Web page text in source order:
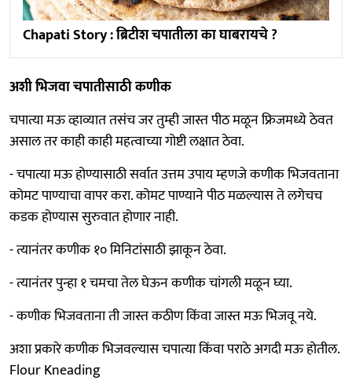
Chapati Story : ब्रिटीश चपातीला का घाबरायचे ?
अशी भिजवा चपातीसाठी कणीक
चपात्या मऊ व्हाव्यात तसंच जर तुम्ही जास्त पीठ मळून फ्रिजमध्ये ठेवत
असाल तर काही काही महत्वाच्या गोष्टी लक्षात ठेवा.
- चपात्या मऊ होण्यासाठी सर्वात उत्तम उपाय म्हणजे कणीक भिजवताना
कोमट पाण्याचा वापर करा. कोमट पाण्याने पीठ मळल्यास ते लगेचच
कडक होण्यास सुरुवात होणार नाही.
- त्यानंतर कणीक १० मिनिटांसाठी झाकून ठेवा.
- त्यानंतर पुन्हा १ चमचा तेल घेऊन कणीक चांगली मळून घ्या.
- कणीक भिजवताना ती जास्त कठीण किंवा जास्त मऊ भिजवू नये.
अशा प्रकारे कणीक भिजवल्यास चपात्या किंवा पराठे अगदी मऊ होतील.
Flour Kneading